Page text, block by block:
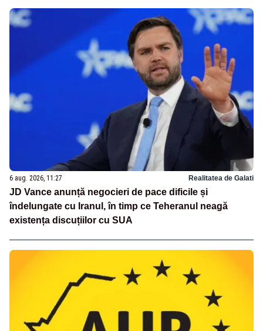
6 aug. 2026, 11:27 Realitatea de Galati
JD Vance anunță negocieri de pace dificile și
îndelungate cu Iranul, în timp ce Teheranul neagă
existența discuțiilor cu SUA